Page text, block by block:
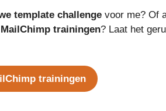
template challenge voor me? Of
trainingen? Laat het
trainingen